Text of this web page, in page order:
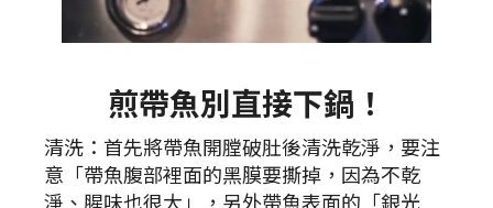
煎帶魚別直接下鍋！
清洗：首先將帶魚開膛破肚後清洗乾淨，要注
意「帶魚腹部裡面的黑膜要撕掉，因為不乾
淨、腥味也很大」，另外帶魚表面的「銀光